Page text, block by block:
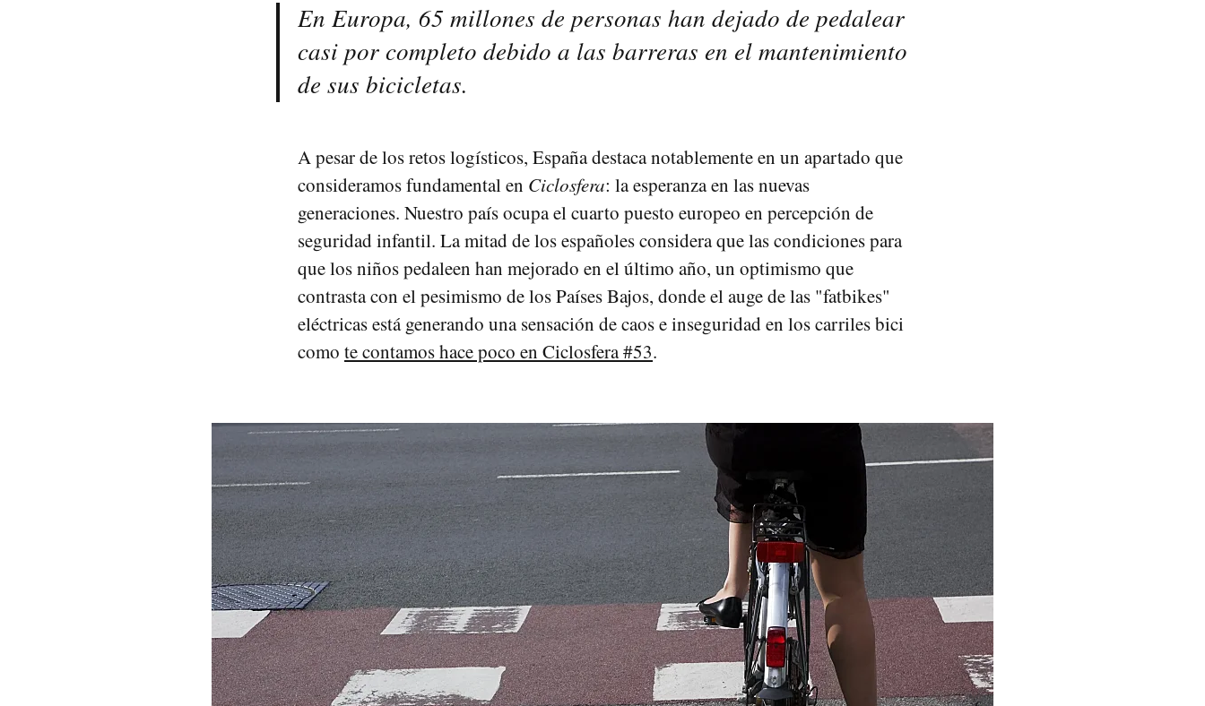
En Europa, 65 millones de personas han dejado de pedalear
casi por completo debido a las barreras en el mantenimiento
de sus bicicletas.
A pesar de los retos logísticos, España destaca notablemente en un apartado que
consideramos fundamental en Ciclosfera: la esperanza en las nuevas
generaciones. Nuestro país ocupa el cuarto puesto europeo en percepción de
seguridad infantil. La mitad de los españoles considera que las condiciones para
que los niños pedaleen han mejorado en el último año, un optimismo que
contrasta con el pesimismo de los Países Bajos, donde el auge de las "fatbikes"
eléctricas está generando una sensación de caos e inseguridad en los carriles bici
como te contamos hace poco en Ciclosfera #53.